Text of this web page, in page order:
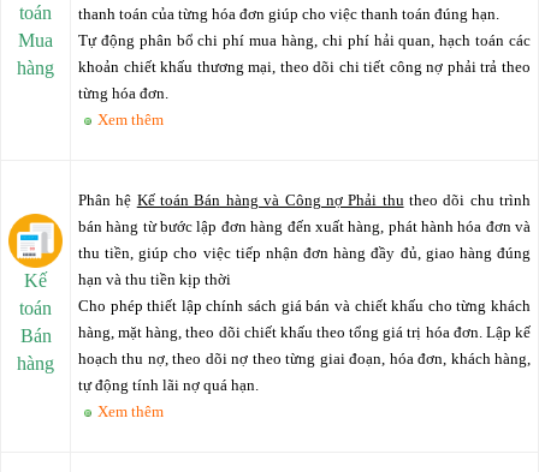
toán
Mua
hàng
thanh toán của từng hóa đơn giúp cho việc thanh toán đúng hạn.
Tự động phân bổ chi phí mua hàng, chi phí hải quan, hạch toán các
khoản chiết khấu thương mại, theo dõi chi tiết công nợ phải trả theo
từng hóa đơn.
Xem thêm
Kế
toán
Bán
hàng
Phân hệ Kế toán Bán hàng và Công nợ Phải thu theo dõi chu trình
bán hàng từ bước lập đơn hàng đến xuất hàng, phát hành hóa đơn và
thu tiền, giúp cho việc tiếp nhận đơn hàng đầy đủ, giao hàng đúng
hạn và thu tiền kịp thời
Cho phép thiết lập chính sách giá bán và chiết khấu cho từng khách
hàng, mặt hàng, theo dõi chiết khấu theo tổng giá trị hóa đơn. Lập kế
hoạch thu nợ, theo dõi nợ theo từng giai đoạn, hóa đơn, khách hàng,
tự động tính lãi nợ quá hạn.
Xem thêm